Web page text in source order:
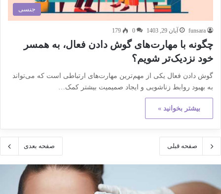
جنسی
funsara آبان 29, 1403 0
179
چگونه با مهارت‌های گوش دادن فعال، به همسر
خود نزدیک‌تر شویم؟
گوش دادن فعال یکی از مهم‌ترین مهارت‌های ارتباطی است که می‌تواند
به بهبود روابط زناشویی و ایجاد صمیمیت بیشتر کمک…
بیشتر بخوانید »
صفحه قبلی صفحه بعدی
مهم